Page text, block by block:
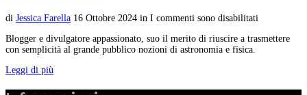
di Jessica Farella 16 Ottobre 2024 in I commenti sono disabilitati
Blogger e divulgatore appassionato, suo il merito di riuscire a trasmettere
con semplicità al grande pubblico nozioni di astronomia e fisica.
Leggi di più